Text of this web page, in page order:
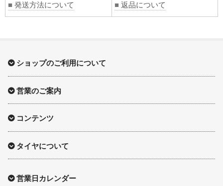
■ 発送方法について ■ 返品について
ショップのご利用について
営業のご案内
コンテンツ
タイヤについて
営業日カレンダー